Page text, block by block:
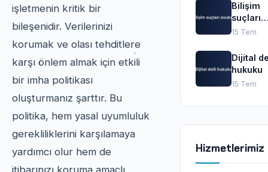
işletmenin kritik bir
bileşenidir. Verilerinizi
korumak ve olası tehditlere
karşı önlem almak için etkili
bir imha politikası
oluşturmanız şarttır. Bu
politika, hem yasal uyumluluk
gerekliliklerini karşılamaya
yardımcı olur hem de
Bilişim
suçları
avukatı
15 Tem
Dijital
hukuku
15 Tem
Hizmetlerimiz